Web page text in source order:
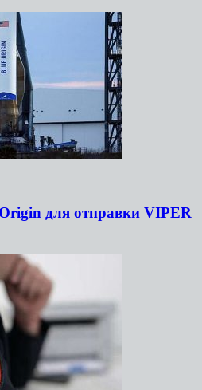
для отправки VIPER